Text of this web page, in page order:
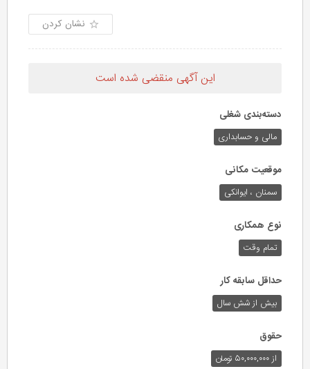
نشان کردن
این آگهی منقضی شده است
دسته‌بندی شغلی
مالی و حسابداری
موقعیت مکانی
سمنان ، ایوانکی
نوع همکاری
تمام وقت
حداقل سابقه کار
بیش از شش سال
حقوق
از ۵۰,۰۰۰,۰۰۰ تومان